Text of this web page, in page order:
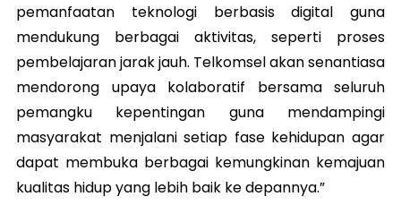
pemanfaatan teknologi berbasis digital guna
mendukung berbagai aktivitas, seperti proses
pembelajaran jarak jauh. Telkomsel akan senantiasa
mendorong upaya kolaboratif bersama seluruh
pemangku kepentingan guna mendampingi
masyarakat menjalani setiap fase kehidupan agar
dapat membuka berbagai kemungkinan kemajuan
kualitas hidup yang lebih baik ke depannya.”